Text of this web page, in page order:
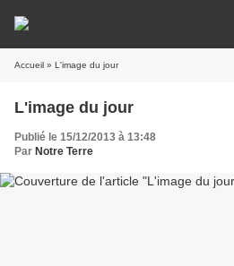
Accueil » L'image du jour
L'image du jour
Publié le 15/12/2013 à 13:48
Par Notre Terre